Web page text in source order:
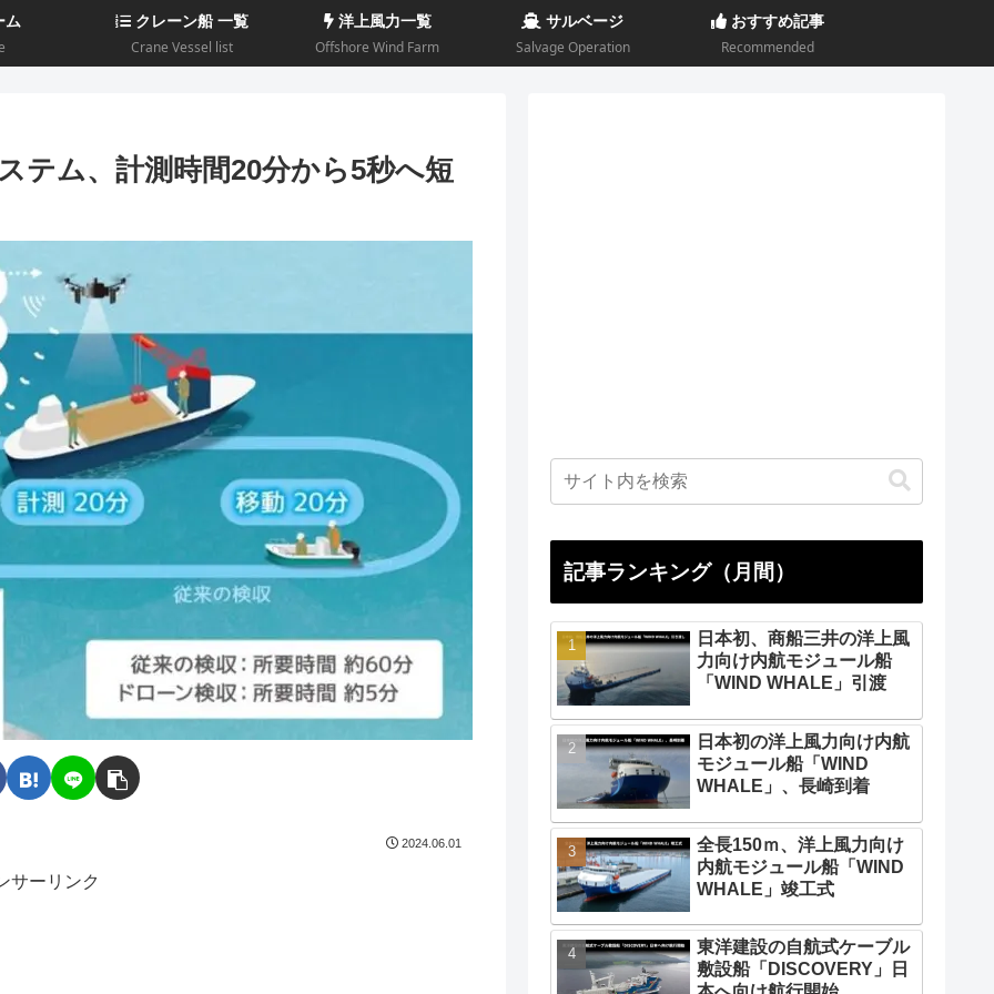
ム クレーン船 一覧
Crane Vessel list
洋上風力一覧
Offshore Wind Farm
サルベージ
Salvage Operation
おすすめ記事
Recommended
テム、計測時間20分から5秒へ短
2024.06.01
サーリンク
記事ランキング（月間）
日本初、商船三井の洋上風
力向け内航モジュール船
「WIND WHALE」引渡
日本初の洋上風力向け内航
モジュール船「WIND
WHALE」、長崎到着
全長150ｍ、洋上風力向け
内航モジュール船「WIND
WHALE」竣工式
東洋建設の自航式ケーブル
敷設船「DISCOVERY」日